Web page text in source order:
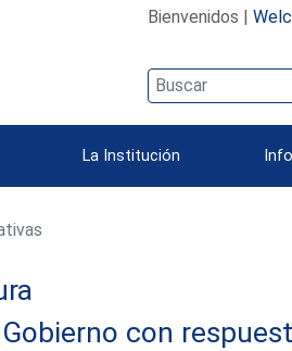
Bienvenidos |
La Institución
con